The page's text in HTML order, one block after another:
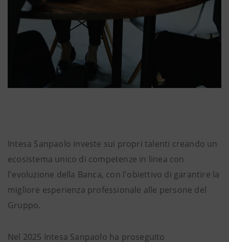
Intesa Sanpaolo investe sui propri talenti creando un
ecosistema unico di competenze in linea con
l'evoluzione della Banca, con l'obiettivo di garantire la
migliore esperienza professionale alle persone del
Gruppo.
Nel 2025 Intesa Sanpaolo ha proseguito